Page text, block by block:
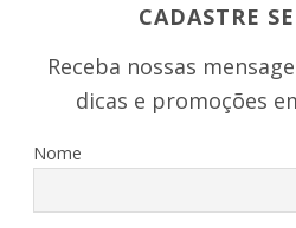
CADASTRE
Receba nossas
dicas e promoções
Nome